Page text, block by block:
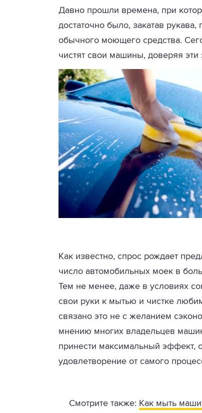
Давно прошли времена, при
достаточно было, закатав
обычного моющего средства.
чистят свои машины, доверяя
Как известно, спрос рождает
число автомобильных моек в
Тем не менее, даже в условиях
свои руки к мытью и чистке
связано это не с желанием
мнению многих владельцев
принести максимальный эффект,
удовлетворение от самого
Смотрите также: Как мыть